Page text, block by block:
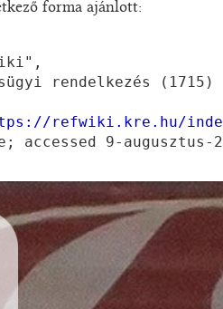
forma ajánlott:
rendelkezés (1715)
refwiki.kre.hu/
accessed 9-augusztus-